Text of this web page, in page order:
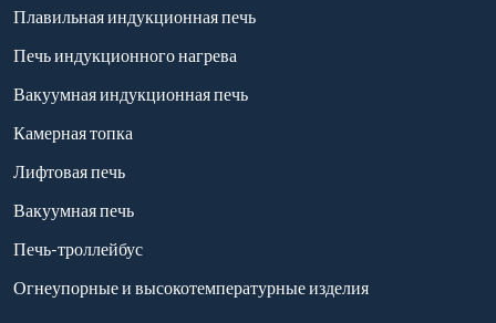
Плавильная индукционная печь
Печь индукционного нагрева
Вакуумная индукционная печь
Камерная топка
Лифтовая печь
Вакуумная печь
Печь-троллейбус
Огнеупорные и высокотемпературные изделия